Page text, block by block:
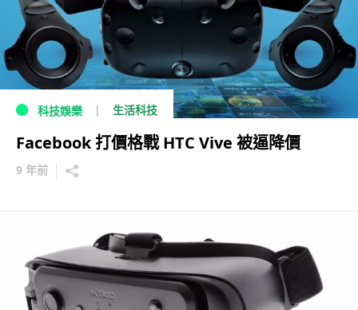
科技娛樂 生活科技
Facebook 打價格戰 HTC Vive 被逼降價
9 年前